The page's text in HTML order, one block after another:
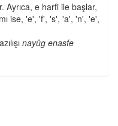
Ayrıca, e harfi ile başlar,
ise, 'e', 'f', 's', 'a', 'n', 'e',
nayûg enasfe